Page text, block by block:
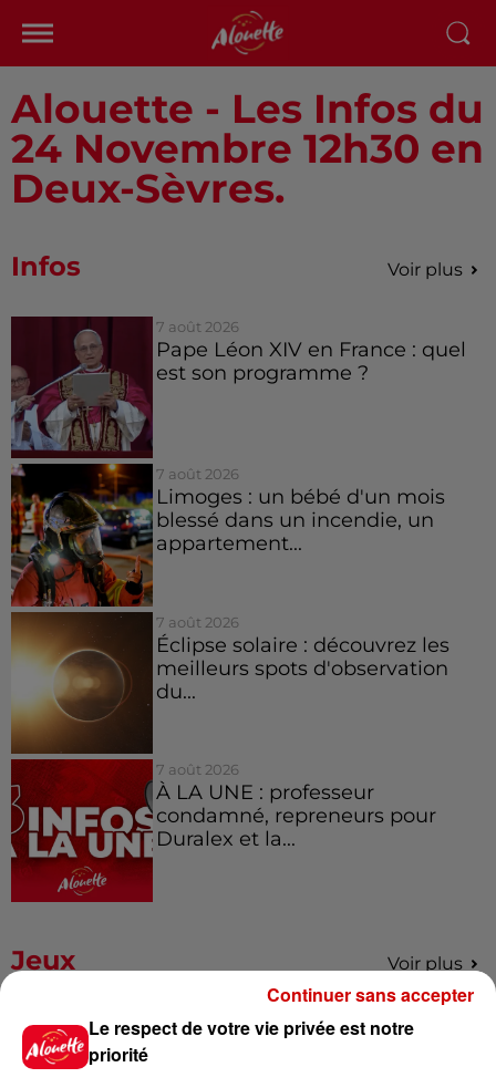
Alouette - Les Infos du
24 Novembre 12h30 en
Deux-Sèvres.
Infos Voir plus
7 août 2026
Pape Léon XIV en France : quel
est son programme ?
7 août 2026
Limoges : un bébé d'un mois
blessé dans un incendie, un
appartement...
7 août 2026
Éclipse solaire : découvrez les
meilleurs spots d'observation
du...
7 août 2026
À LA UNE : professeur
condamné, repreneurs pour
Duralex et la...
Jeux Voir plus
Gagnez vos places pour le
festival Marché Gourmand 2026
Le respect de votre vie privée est notre
priorité
Continuer sans accepter